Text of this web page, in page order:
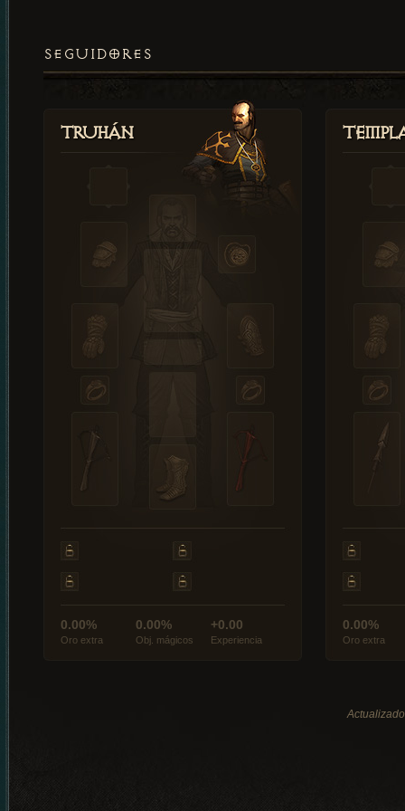
SEGUIDORES
Truhán
0.00%
Oro extra
0.00%
Obj. mágicos
+0.00
Experiencia
0.00%
Oro extra